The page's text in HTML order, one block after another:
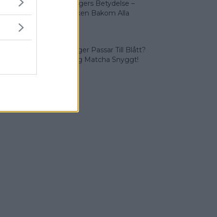
Olika Färgers Betydelse –
Symboliken Bakom Alla
Vilka Färger Passar Till Blått?
Vi Lär Dig Matcha Snyggt!